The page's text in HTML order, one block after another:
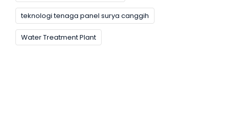
teknologi tenaga panel surya canggih
Water Treatment Plant